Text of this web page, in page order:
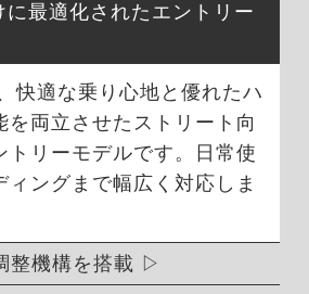
に最適化されたエントリー
快適な乗り心地と優れたハ
を両立させたストリート向
トリーモデルです。日常使
ィングまで幅広く対応しま
整機構を搭載